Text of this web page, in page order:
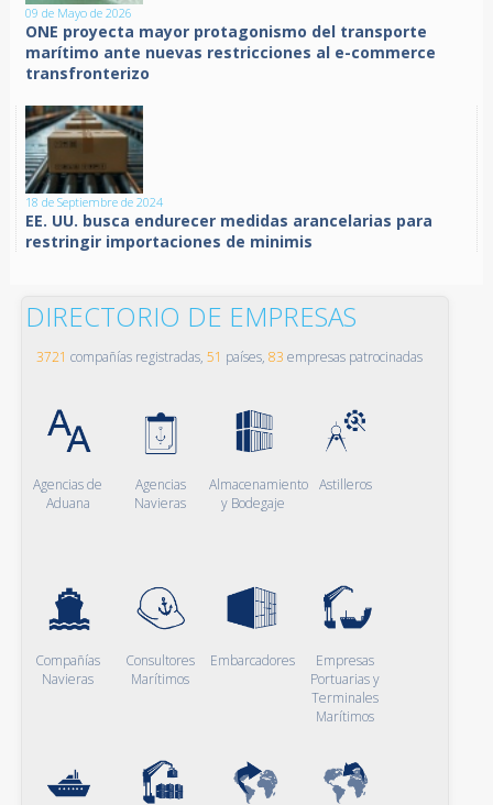
09 de Mayo de 2026
ONE proyecta mayor protagonismo del transporte
marítimo ante nuevas restricciones al e-commerce
transfronterizo
18 de Septiembre de 2024
EE. UU. busca endurecer medidas arancelarias para
restringir importaciones de minimis
DIRECTORIO DE EMPRESAS
3721 compañías registradas, 51 países, 83 empresas patrocinadas
Agencias de
Aduana
Agencias
Navieras
Almacenamiento
y Bodegaje
Astilleros
Compañías
Navieras
Consultores
Marítimos
Embarcadores
Empresas
Portuarias y
Terminales
Marítimos